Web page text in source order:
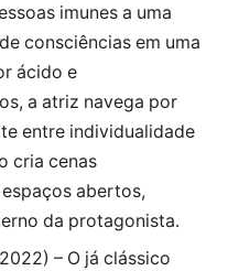
imunes a uma
consciências em uma
ácido e
a atriz navega por
entre individualidade
cria cenas
abertos,
da protagonista.
– O já clássico